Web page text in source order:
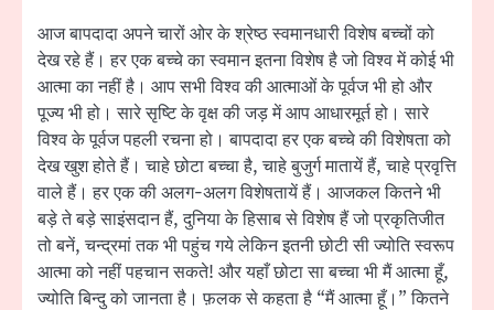
आज बापदादा अपने चारों ओर के श्रेष्ठ स्वमानधारी विशेष बच्चों को
देख रहे हैं। हर एक बच्चे का स्वमान इतना विशेष है जो विश्व में कोई भी
आत्मा का नहीं है। आप सभी विश्व की आत्माओं के पूर्वज भी हो और
पूज्य भी हो। सारे सृष्टि के वृक्ष की जड़ में आप आधारमूर्त हो। सारे
विश्व के पूर्वज पहली रचना हो। बापदादा हर एक बच्चे की विशेषता को
देख खुश होते हैं। चाहे छोटा बच्चा है, चाहे बुजुर्ग मातायें हैं, चाहे प्रवृत्ति
वाले हैं। हर एक की अलग-अलग विशेषतायें हैं। आजकल कितने भी
बड़े ते बड़े साइंसदान हैं, दुनिया के हिसाब से विशेष हैं जो प्रकृतिजीत
तो बनें, चन्द्रमां तक भी पहुंच गये लेकिन इतनी छोटी सी ज्योति स्वरूप
आत्मा को नहीं पहचान सकते! और यहाँ छोटा सा बच्चा भी मैं आत्मा हूँ,
ज्योति बिन्दु को जानता है। फ़लक से कहता है “मैं आत्मा हूँ।” कितने